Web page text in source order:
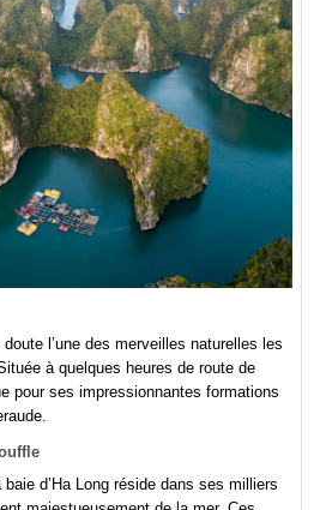
l’une des merveilles naturelles les
à quelques heures de route de
pour ses impressionnantes formations
baie d’Ha Long réside dans ses milliers